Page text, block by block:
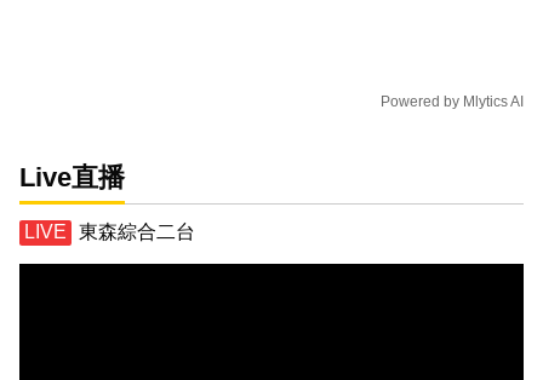
Powered by Mlytics AI
Live直播
東森綜合二台